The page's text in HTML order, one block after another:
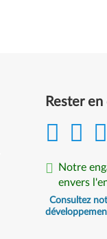
Rester
Notre
envers
Consultez